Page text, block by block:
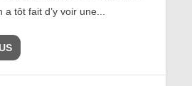
tôt fait d’y voir une...